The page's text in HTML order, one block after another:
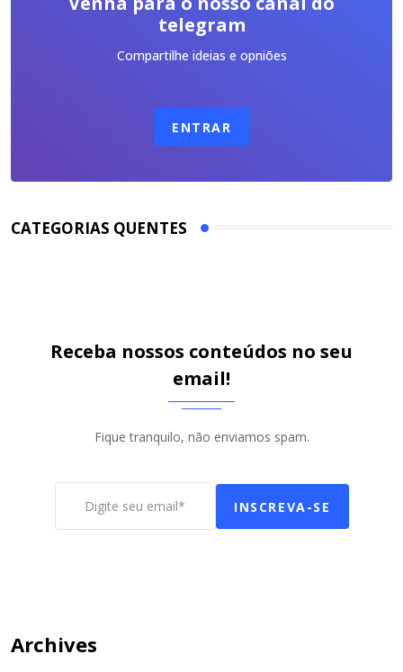
telegram
Compartilhe ideias e opniões
ENTRAR
CATEGORIAS QUENTES
Receba nossos conteúdos no seu
email!
Fique tranquilo, não enviamos spam.
INSCREVA-SE
Archives